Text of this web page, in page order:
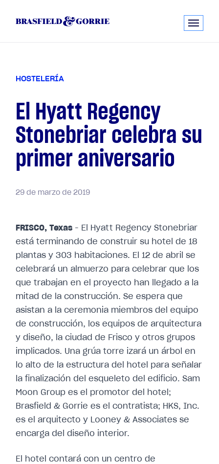
HOSTELERÍA
El Hyatt Regency
Stonebriar celebra su
primer aniversario
29 de marzo de 2019
FRISCO, Texas - El Hyatt Regency Stonebriar
está terminando de construir su hotel de 18
plantas y 303 habitaciones. El 12 de abril se
celebrará un almuerzo para celebrar que los
que trabajan en el proyecto han llegado a la
mitad de la construcción. Se espera que
asistan a la ceremonia miembros del equipo
de construcción, los equipos de arquitectura
y diseño, la ciudad de Frisco y otros grupos
implicados. Una grúa torre izará un árbol en
lo alto de la estructura del hotel para señalar
la finalización del esqueleto del edificio. Sam
Moon Group es el promotor del hotel;
Brasfield & Gorrie es el contratista; HKS, Inc.
es el arquitecto y Looney & Associates se
encarga del diseño interior.
El hotel contará con un centro de